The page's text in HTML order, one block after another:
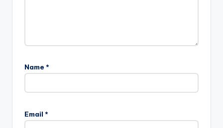
Name *
Email *